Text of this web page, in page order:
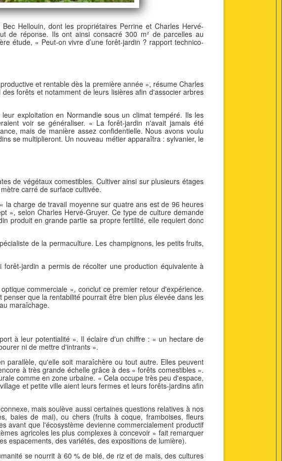
Hellouin, dont les propriétaires Perrine et Charles Hervé-
de réponse. Ils ont ainsi consacré 300 m² de parcelles au
étude, « Peut-on vivre d’une forêt-jardin ? rapport technico-
et rentable dès la première année », résume Charles
forêts et notamment de leurs lisières afin d'associer arbres
exploitation en Normandie sous un climat tempéré. Ils les
voir se généraliser. « La forêt-jardin n'avait jamais été
mais de manière assez confidentielle. Nous avons voulu
se multiplieront. Un nouveau métier apparaîtra : sylvanier, le
de végétaux comestibles. Cultiver ainsi sur plusieurs étages
carré de surface cultivée.
la charge de travail moyenne sur quatre ans est de 96 heures
», selon Charles Hervé-Gruyer. Ce type de culture demande
produit en grande partie sa propre fertilité, elle requiert donc
de la permaculture. Les champignons, les petits fruits,
jardin a permis de récolter une production équivalente à
commerciale », conclut ce premier retour d'expérience.
que la rentabilité pourrait être bien plus élevée dans les
maraîchage.
à leur potentialité ». Il éclaire d'un chiffre : « un hectare de
ni de mettre d'intrants ».
parallèle, qu'elle soit maraîchère ou tout autre. Elles peuvent
à très grande échelle grâce à des « forêts comestibles ».
comme en zone urbaine. « Cela occupe très peu d'espace,
et petite ville aient leurs fermes et leurs forêts-jardins afin
mais soulève aussi certaines questions relatives à nos
baies de mai), ou chers (fruits à coque, framboises, fleurs
avant que l'écosystème devienne commercialement productif
agricoles les plus complexes à concevoir » fait remarquer
espacements, des variétés, des expositions de lumière).
se nourrit à 60 % de blé, de riz et de maïs, des cultures